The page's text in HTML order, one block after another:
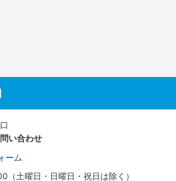
い合わせ
ーム
土曜日・日曜日・祝日は除く）